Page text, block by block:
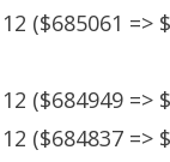
($685061
($684949 =>
($684837 =>